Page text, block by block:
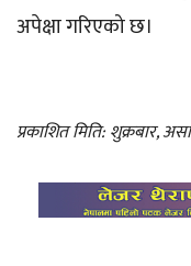
अपेक्षा गरिएको छ।
प्रकाशित मिति: शुक्रबार,